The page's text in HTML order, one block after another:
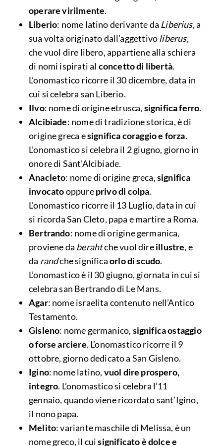
operare virilmente.
Liberio: nome latino derivante da Liberius,a
sua volta originato dall’aggettivoliberus,
che vuol dire libero, appartiene alla schiera
di nomi ispirati al concetto di libertà.
L’onomastico ricorre il 30 dicembre, data in
cui si celebra san Liberio.
Ilvo: nome di origine etrusca, significa ferro.
Alcibiade: nome di tradizione storica, è di
origine greca esignifica coraggio e forza.
L’onomastico si celebra il 2 giugno, giorno in
onore di Sant’Alcibiade.
Anacleto: nome di origine greca,significa
invocatooppureprivo di colpa.
L’onomastico ricorre il 13 Luglio, data in cui
si ricorda San Cleto, papa e martire a Roma.
Bertrando: nome di origine germanica,
proviene da berahtche vuol direillustre, e
da randche significaorlo di scudo.
L’onomastico è il 30 giugno, giornata in cui si
celebra san Bertrando di Le Mans.
Agar: nome israelita contenuto nell’Antico
Testamento.
Gisleno: nome germanico, significa ostaggio
o forse arciere. L’onomastico ricorre il 9
ottobre, giorno dedicato a San Gisleno.
Igino: nome latino, vuol dire prospero,
integro. L’onomastico si celebra l’11
gennaio, quando viene ricordato sant’Igino,
il nono papa.
Melito: variante maschile di Melissa, è un
nome greco, il cuisignificato è dolce e